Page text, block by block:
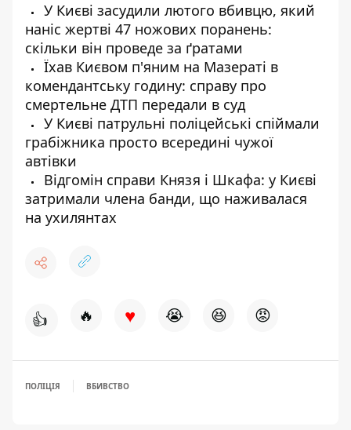
У Києві засудили лютого вбивцю, який
наніс жертві 47 ножових поранень:
скільки він проведе за ґратами
Їхав Києвом п'яним на Мазераті в
комендантську годину: справу про
смертельне ДТП передали в суд
У Києві патрульні поліцейські спіймали
грабіжника просто всередині чужої
автівки
Відгомін справи Князя і Шкафа: у Києві
затримали члена банди, що наживалася
на ухилянтах
👍 🔥 ♥ 😭 😆 😡
ПОЛІЦІЯ ВБИВСТВО